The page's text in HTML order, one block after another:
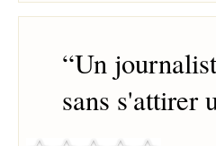
“Un
sans s'attirer